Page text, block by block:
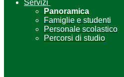
Servizi
Panoramica
Famiglie e studenti
Personale scolastico
Percorsi di studio